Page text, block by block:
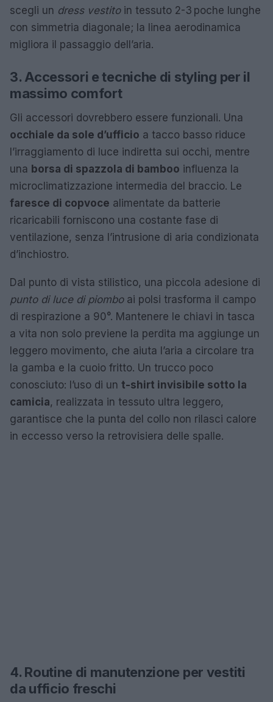
scegli un dress vestitoin tessuto 2-3 poche lunghe
con simmetria diagonale; la linea aerodinamica
migliora il passaggio dell’aria.
3. Accessori e tecniche di styling per il
massimo comfort
Gli accessori dovrebbero essere funzionali. Una
occhiale da sole d’ufficio a tacco basso riduce
l’irraggiamento di luce indiretta sui occhi, mentre
una borsa di spazzola di bamboo influenza la
microclimatizzazione intermedia del braccio. Le
faresce di copvoce alimentate da batterie
ricaricabili forniscono una costante fase di
ventilazione, senza l’intrusione di aria condizionata
d’inchiostro.
Dal punto di vista stilistico, una piccola adesione di
punto di luce di piomboai polsi trasforma il campo
di respirazione a 90°. Mantenere le chiavi in tasca
a vita non solo previene la perdita ma aggiunge un
leggero movimento, che aiuta l’aria a circolare tra
la gamba e la cuoio fritto. Un trucco poco
conosciuto: l’uso di un t-shirt invisibile sotto la
camicia, realizzata in tessuto ultra leggero,
garantisce che la punta del collo non rilasci calore
in eccesso verso la retrovisiera delle spalle.
4. Routine di manutenzione per vestiti
da ufficio freschi